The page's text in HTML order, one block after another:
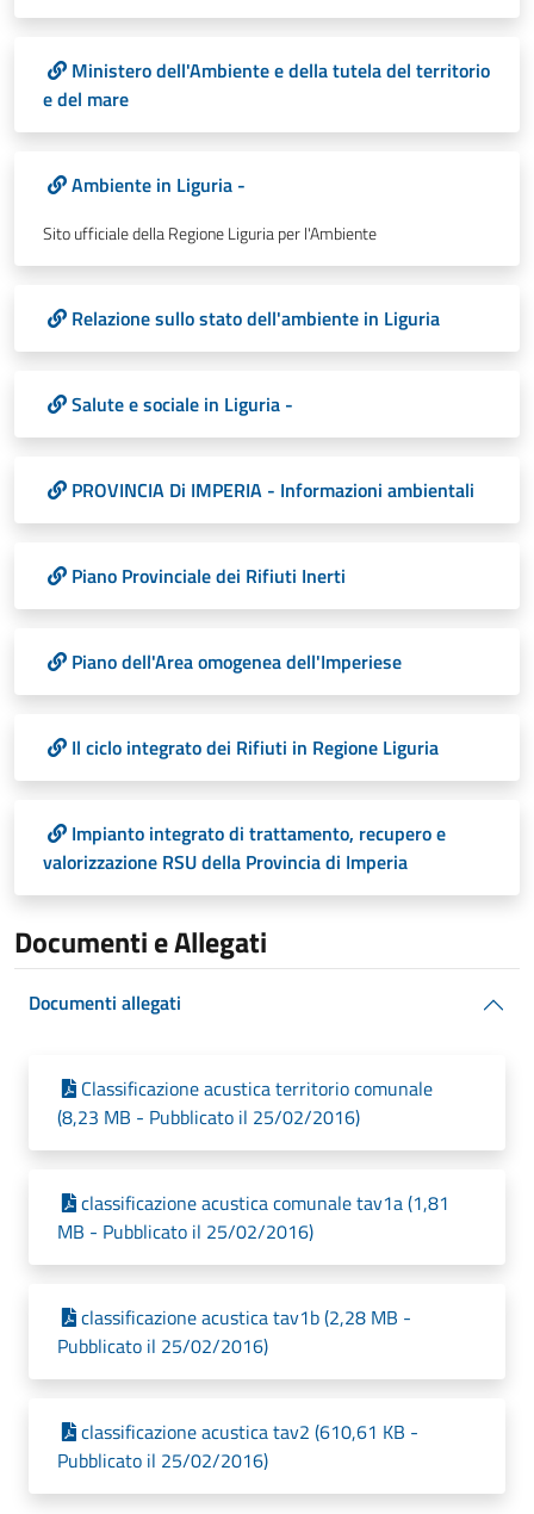
Ministero dell'Ambiente e della tutela del territorio
e del mare
Ambiente in Liguria -
Sito ufficiale della Regione Liguria per l'Ambiente
Relazione sullo stato dell'ambiente in Liguria
Salute e sociale in Liguria -
PROVINCIA Di IMPERIA - Informazioni ambientali
Piano Provinciale dei Rifiuti Inerti
Piano dell'Area omogenea dell'Imperiese
Il ciclo integrato dei Rifiuti in Regione Liguria
Impianto integrato di trattamento, recupero e
valorizzazione RSU della Provincia di Imperia
Documenti e Allegati
Documenti allegati
Classificazione acustica territorio comunale
(8,23 MB - Pubblicato il 25/02/2016)
classificazione acustica comunale tav1a (1,81
MB - Pubblicato il 25/02/2016)
classificazione acustica tav1b (2,28 MB -
Pubblicato il 25/02/2016)
classificazione acustica tav2 (610,61 KB -
Pubblicato il 25/02/2016)